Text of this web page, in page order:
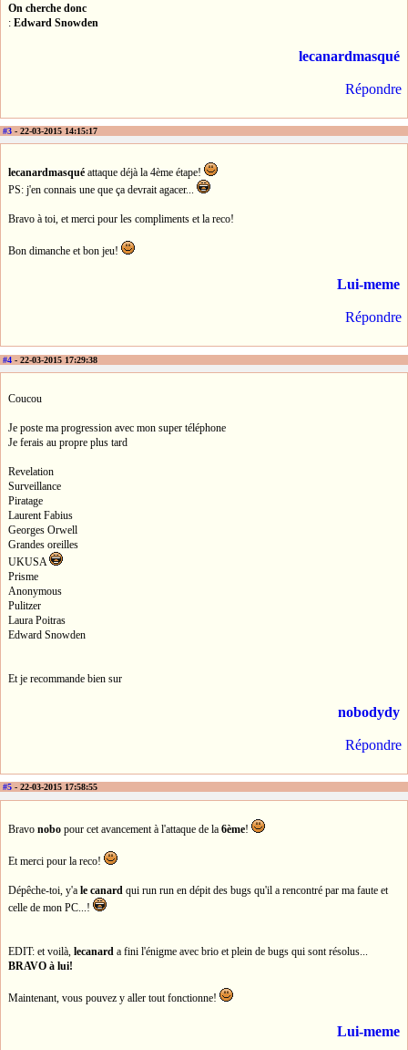
On cherche donc
: Edward Snowden
lecanardmasqué
Répondre
#3 - 22-03-2015 14:15:17
lecanardmasqué attaque déjà la 4ème étape!
PS: j'en connais une que ça devrait agacer...
Bravo à toi, et merci pour les compliments et la reco!
Bon dimanche et bon jeu!
Lui-meme
Répondre
#4 - 22-03-2015 17:29:38
Coucou
Je poste ma progression avec mon super téléphone
Je ferais au propre plus tard
Revelation
Surveillance
Piratage
Laurent Fabius
Georges Orwell
Grandes oreilles
UKUSA
Prisme
Anonymous
Pulitzer
Laura Poitras
Edward Snowden
Et je recommande bien sur
nobodydy
Répondre
#5 - 22-03-2015 17:58:55
Bravo nobo pour cet avancement à l'attaque de la 6ème!
Et merci pour la reco!
Dépêche-toi, y'a le canard qui run run en dépit des bugs qu'il a rencontré par ma faute et
celle de mon PC...!
EDIT: et voilà, lecanard a fini l'énigme avec brio et plein de bugs qui sont résolus...
BRAVO à lui!
Maintenant, vous pouvez y aller tout fonctionne!
Lui-meme